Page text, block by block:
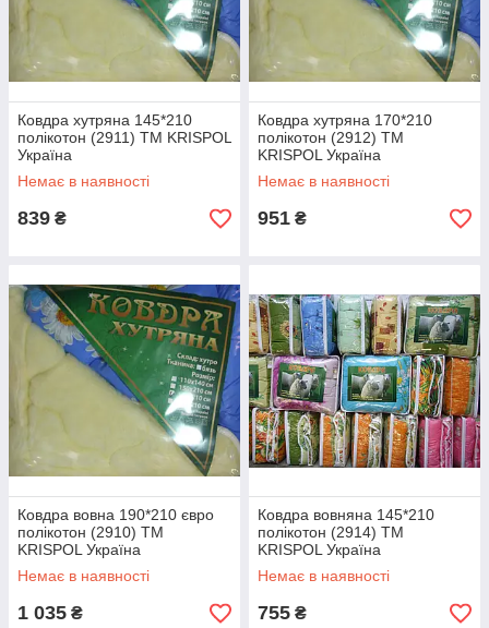
Ковдра хутряна 145*210
полікотон (2911) TM KRISPOL
Україна
Немає в наявності
839 ₴
Ковдра хутряна 170*210
полікотон (2912) TM
KRISPOL Україна
Немає в наявності
951 ₴
Ковдра вовна 190*210 євро
полікотон (2910) TM
KRISPOL Україна
Немає в наявності
1 035 ₴
Ковдра вовняна 145*210
полікотон (2914) TM
KRISPOL Україна
Немає в наявності
755 ₴